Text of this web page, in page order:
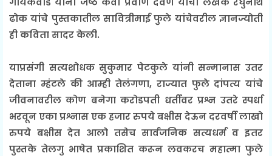
ढोक यांचे पुस्तकातील सावित्रीमाई फुले यांचेवरील ज्ञानज्योती
ही कविता सादर केली.
याप्रसंगी सत्यशोधक सुकुमार पेटकुले यांनी सन्मानास उतर
देताना म्हंटले की आम्ही तेलंगणा, राज्यात फुले दांपत्य यांचे
जीवनावरील कोण बनेगा करोडपती धर्तीवर प्रश्न उतरे स्पर्धा
भरवून एका प्रश्नास एक हजार रुपये बक्षीस देऊन दरवर्षी लाखो
रुपये बक्षीस देत आलो तसेच सार्वजनिक सत्यधर्म व इतर
पुस्तके तेलगु भाषेत प्रकाशित करून लवकरच महात्मा फुले